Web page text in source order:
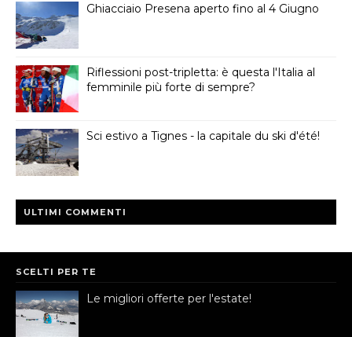
Ghiacciaio Presena aperto fino al 4 Giugno
Riflessioni post-tripletta: è questa l'Italia al
femminile più forte di sempre?
Sci estivo a Tignes - la capitale du ski d'été!
ULTIMI COMMENTI
SCELTI PER TE
Le migliori offerte per l'estate!